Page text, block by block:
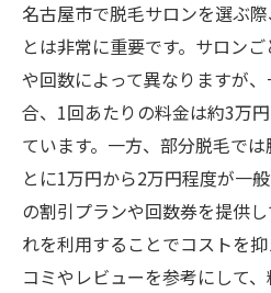
名古屋市で脱毛サロンを選ぶ
とは非常に重要です。サロン
や回数によって異なりますが
合、1回あたりの料金は約3万
ています。一方、部分脱毛で
とに1万円から2万円程度が一
の割引プランや回数券を提供
れを利用することでコストを
コミやレビューを参考にして